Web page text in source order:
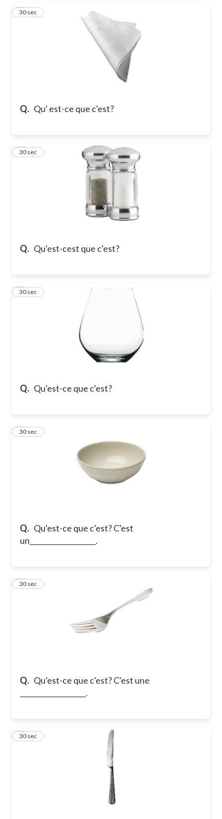
Q. Qu' est-ce que c'est?
2
30 sec
Q. Qu'est-cest que c'est?
3
30 sec
Q. Qu'est-ce que c'est?
4
30 sec
Q. Qu'est-ce que c'est? C'est
un___________________.
5
30 sec
Q. Qu'est-ce que c'est? C'est une
___________________.
6
30 sec
7
30 sec